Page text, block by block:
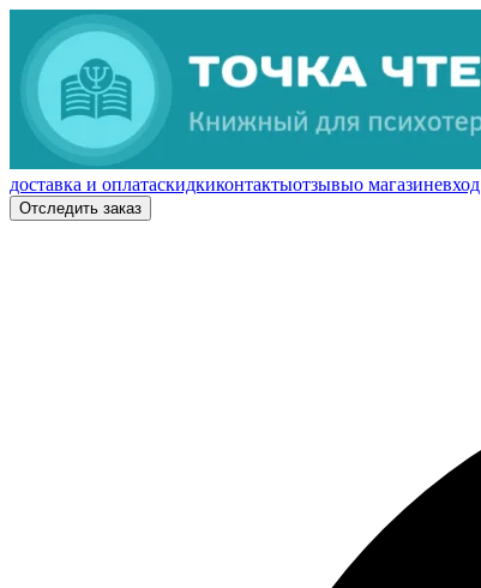
доставка и оплатаскидкиконтактыотзывыо магазиневход
Отследить заказ